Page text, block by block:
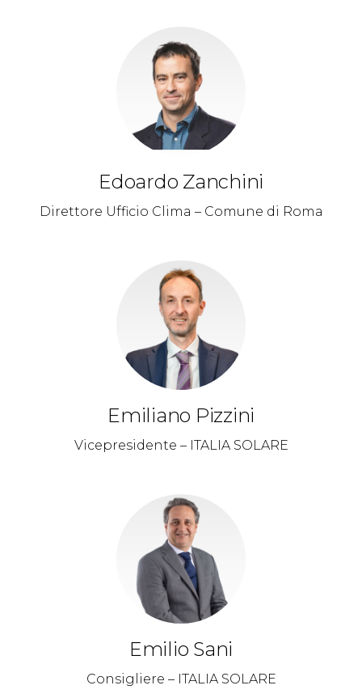
Edoardo Zanchini
Direttore Ufficio Clima – Comune di Roma
Emiliano Pizzini
Vicepresidente – ITALIA SOLARE
Emilio Sani
Consigliere – ITALIA SOLARE